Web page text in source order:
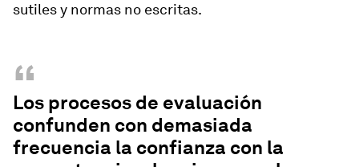
sutiles y normas no escritas.
“
Los procesos de evaluación
confunden con demasiada
frecuencia la confianza con la